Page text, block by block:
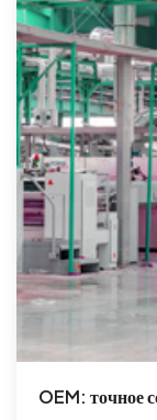
OEM: точное